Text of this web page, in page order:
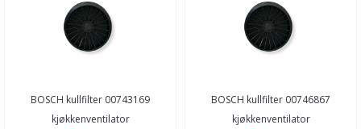
BOSCH kullfilter 00743169
kjøkkenventilator
BOSCH kullfilter 00746867
kjøkkenventilator